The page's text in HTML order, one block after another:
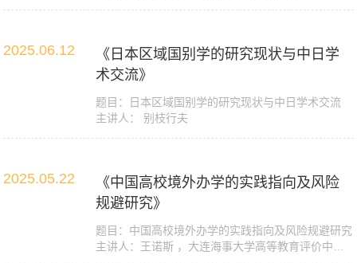
2025.06.12
《日本区域国别学的研究现状与中日学
术交流》
​题目：日本区域国别学的研究现状与中日学术交流
主讲人： 别枝行夫
2025.05.22
《中国高校境外办学的实践指向及风险
规避研究》
​题目：中国高校境外办学的实践指向及风险规避研究
主讲人：王诺斯 ，大连海事大学高等教育评价中心